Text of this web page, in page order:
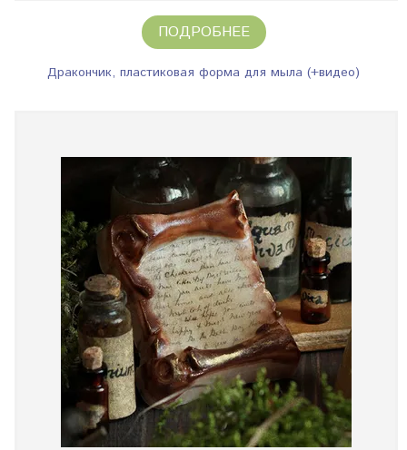
ПОДРОБНЕЕ
Дракончик, пластиковая форма для мыла (+видео)